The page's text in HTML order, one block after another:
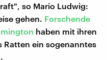
so Mario Ludwig:
gehen. Forschende
haben mit ihren
Ratten ein sogenanntes